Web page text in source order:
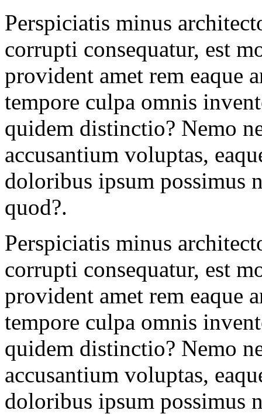
Perspiciatis minus
corrupti consequatur, est
provident amet rem eaque
tempore culpa omnis
quidem distinctio? Nemo
accusantium voluptas,
doloribus ipsum possimus
quod?.
Perspiciatis minus
corrupti consequatur, est
provident amet rem eaque
tempore culpa omnis
quidem distinctio? Nemo
accusantium voluptas,
doloribus ipsum possimus